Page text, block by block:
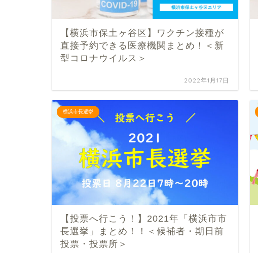
【横浜市保土ヶ谷区】ワクチン接種が
直接予約できる医療機関まとめ！＜新
型コロナウイルス＞
2022年1月17日
横浜市長選挙
【投票へ行こう！】2021年「横浜市市
長選挙」まとめ！！＜候補者・期日前
投票・投票所＞